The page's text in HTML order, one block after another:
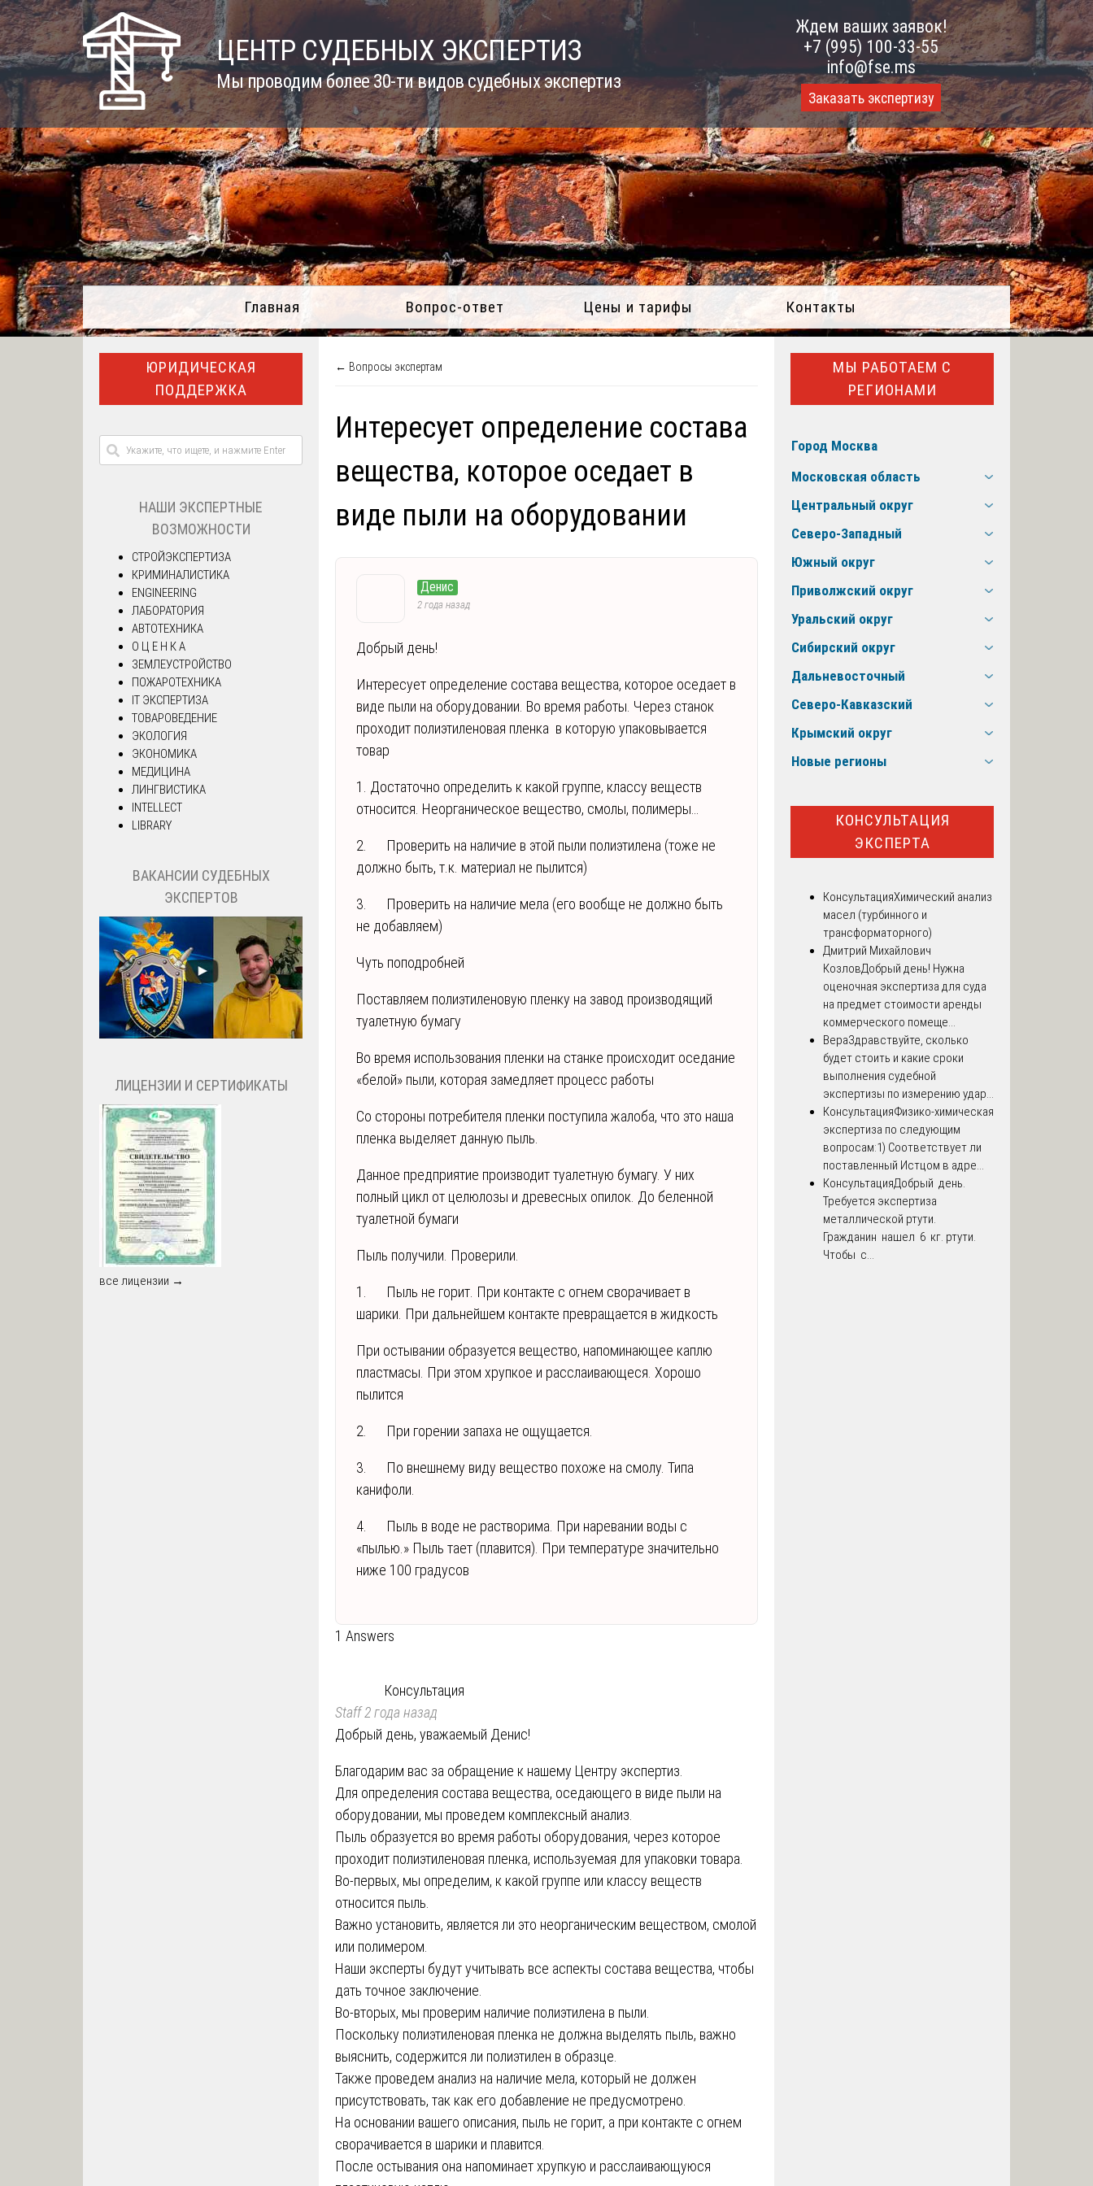
Skip
to
content
ЦЕНТР СУДЕБНЫХ ЭКСПЕРТИЗ
Мы проводим более 30-ти видов судебных экспертиз
Ждем ваших заявок!
+7 (995) 100-33-55
info@fse.ms
Заказать экспертизу
Главная Вопрос-ответ Цены и тарифы Контакты
← Вопросы экспертам
Интересует определение состава
вещества, которое оседает в
виде пыли на оборудовании
Денис
2 года назад
Добрый день!
Интересует определение состава вещества, которое оседает в
виде пыли на оборудовании. Во время работы. Через станок
проходит полиэтиленовая пленка в которую упаковывается
товар
1. Достаточно определить к какой группе, классу веществ
относится. Неорганическое вещество, смолы, полимеры…
2. Проверить на наличие в этой пыли полиэтилена (тоже не
должно быть, т.к. материал не пылится)
3. Проверить на наличие мела (его вообще не должно быть
не добавляем)
Чуть поподробней
Поставляем полиэтиленовую пленку на завод производящий
туалетную бумагу
Во время использования пленки на станке происходит оседание
«белой» пыли, которая замедляет процесс работы
Со стороны потребителя пленки поступила жалоба, что это наша
пленка выделяет данную пыль.
Данное предприятие производит туалетную бумагу. У них
полный цикл от целюлозы и древесных опилок. До беленной
туалетной бумаги
Пыль получили. Проверили.
1. Пыль не горит. При контакте с огнем сворачивает в
шарики. При дальнейшем контакте превращается в жидкость
При остывании образуется вещество, напоминающее каплю
пластмасы. При этом хрупкое и расслаивающеся. Хорошо
пылится
2. При горении запаха не ощущается.
3. По внешнему виду вещество похоже на смолу. Типа
канифоли.
4. Пыль в воде не растворима. При наревании воды с
«пылью.» Пыль тает (плавится). При температуре значительно
ниже 100 градусов
1 Answers
Консультация
Staff2 года назад
Добрый день, уважаемый Денис!
Благодарим вас за обращение к нашему Центру экспертиз.
Для определения состава вещества, оседающего в виде пыли на
оборудовании, мы проведем комплексный анализ.
Пыль образуется во время работы оборудования, через которое
проходит полиэтиленовая пленка, используемая для упаковки товара.
Во-первых, мы определим, к какой группе или классу веществ
относится пыль.
Важно установить, является ли это неорганическим веществом, смолой
или полимером.
Наши эксперты будут учитывать все аспекты состава вещества, чтобы
дать точное заключение.
Во-вторых, мы проверим наличие полиэтилена в пыли.
Поскольку полиэтиленовая пленка не должна выделять пыль, важно
выяснить, содержится ли полиэтилен в образце.
Также проведем анализ на наличие мела, который не должен
присутствовать, так как его добавление не предусмотрено.
На основании вашего описания, пыль не горит, а при контакте с огнем
сворачивается в шарики и плавится.
После остывания она напоминает хрупкую и расслаивающуюся
ЮРИДИЧЕСКАЯ
ПОДДЕРЖКА
НАШИ ЭКСПЕРТНЫЕ
ВОЗМОЖНОСТИ
СТРОЙЭКСПЕРТИЗА
КРИМИНАЛИСТИКА
ENGINEERING
ЛАБОРАТОРИЯ
АВТОТЕХНИКА
О Ц Е Н К А
ЗЕМЛЕУСТРОЙСТВО
ПОЖАРОТЕХНИКА
IT ЭКСПЕРТИЗА
ТОВАРОВЕДЕНИЕ
ЭКОЛОГИЯ
ЭКОНОМИКА
МЕДИЦИНА
ЛИНГВИСТИКА
INTELLECT
LIBRARY
ВАКАНСИИ СУДЕБНЫХ
ЭКСПЕРТОВ
ЛИЦЕНЗИИ И СЕРТИФИКАТЫ
все лицензии →
МЫ РАБОТАЕМ С
РЕГИОНАМИ
Город Москва
Московская область
Центральный округ
Северо-Западный
Южный округ
Приволжский округ
Уральский округ
Сибирский округ
Дальневосточный
Северо-Кавказский
Крымский округ
Новые регионы
КОНСУЛЬТАЦИЯ
ЭКСПЕРТА
КонсультацияХимический анализ
масел (турбинного и
трансформаторного)
Дмитрий Михайлович
КозловДобрый день! Нужна
оценочная экспертиза для суда
на предмет стоимости аренды
коммерческого помеще...
ВераЗдравствуйте, сколько
будет стоить и какие сроки
выполнения судебной
экспертизы по измерению удар...
КонсультацияФизико-химическая
экспертиза по следующим
вопросам:1) Соответствует ли
поставленный Истцом в адре...
КонсультацияДобрый день.
Требуется экспертиза
металлической ртути.
Гражданин нашел 6 кг. ртути.
Чтобы с...